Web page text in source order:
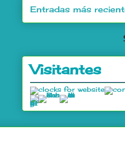
Entradas más
Visitantes